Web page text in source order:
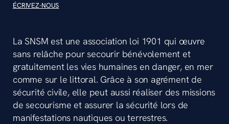
ÉCRIVEZ-NOUS
La SNSM est une association loi 1901 qui œuvre
sans relâche pour secourir bénévolement et
gratuitement les vies humaines en danger, en mer
comme sur le littoral. Grâce à son agrément de
sécurité civile, elle peut aussi réaliser des missions
de secourisme et assurer la sécurité lors de
manifestations nautiques ou terrestres.